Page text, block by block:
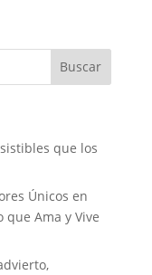
que los
Únicos en
que Ama y Vive